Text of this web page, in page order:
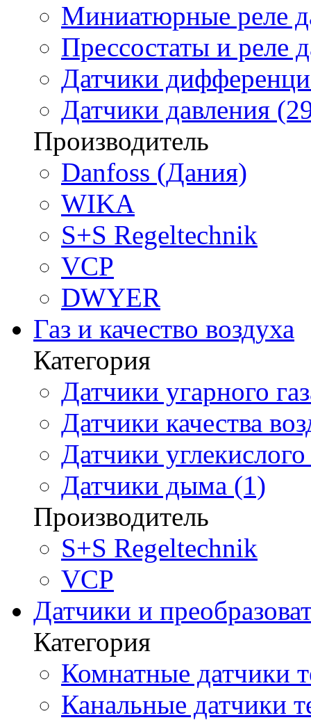
Миниатюрные реле
Прессостаты и реле
Датчики
Датчики давления
Производитель
Danfoss (Дания)
WIKA
S+S Regeltechnik
VCP
DWYER
Газ и качество воздуха
Категория
Датчики угарного
Датчики качества
Датчики
Датчики дыма (1)
Производитель
S+S Regeltechnik
VCP
Датчики и
Категория
Комнатные датчики
Канальные датчики